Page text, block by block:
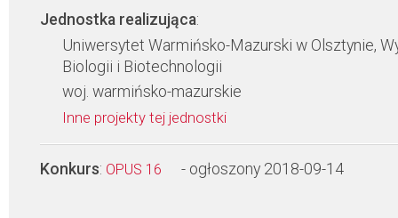
Jednostka realizująca:
Uniwersytet Warmińsko-Mazurski w Olsztynie,
Biologii i Biotechnologii
woj. warmińsko-mazurskie
Inne projekty tej jednostki
Konkurs: OPUS 16 - ogłoszony 2018-09-14